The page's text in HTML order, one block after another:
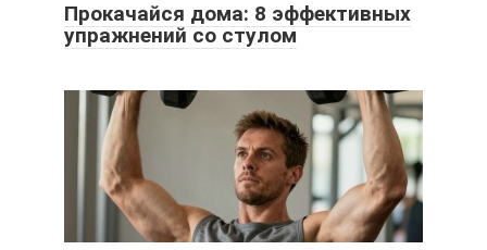
Прокачайся дома: 8 эффективных
упражнений со стулом